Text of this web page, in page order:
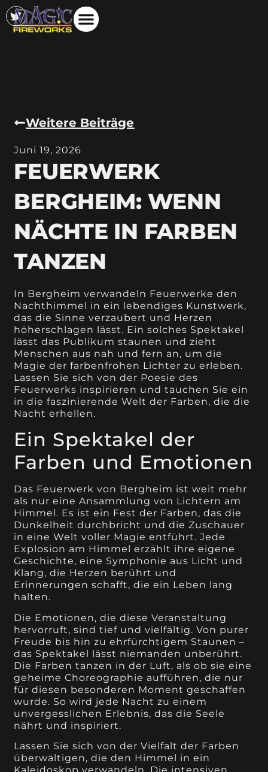
Weitere Beiträge
Juni 19, 2026
FEUERWERK
BERGHEIM: WENN
NÄCHTE IN FARBEN
TANZEN
In Bergheim verwandeln Feuerwerke den
Nachthimmel in ein lebendiges Kunstwerk,
das die Sinne verzaubert und Herzen
höherschlagen lässt. Ein solches Spektakel
lässt das Publikum staunen und zieht
Menschen aus nah und fern an, um die
Magie der farbenfrohen Lichter zu erleben.
Lassen Sie sich von der Poesie des
Feuerwerks inspirieren und tauchen Sie ein
in die faszinierende Welt der Farben, die die
Nacht erhellen.
Ein Spektakel der
Farben und Emotionen
Das Feuerwerk von Bergheim ist weit mehr
als nur eine Ansammlung von Lichtern am
Himmel. Es ist ein Fest der Farben, das die
Dunkelheit durchbricht und die Zuschauer
in eine Welt voller Magie entführt. Jede
Explosion am Himmel erzählt ihre eigene
Geschichte, eine Symphonie aus Licht und
Klang, die Herzen berührt und
Erinnerungen schafft, die ein Leben lang
halten.
Die Emotionen, die diese Veranstaltung
hervorruft, sind tief und vielfältig. Von purer
Freude bis hin zu ehrfürchtigem Staunen –
das Spektakel lässt niemanden unberührt.
Die Farben tanzen in der Luft, als ob sie eine
geheime Choreographie aufführen, die nur
für diesen besonderen Moment geschaffen
wurde. So wird jede Nacht zu einem
unvergesslichen Erlebnis, das die Seele
nährt und inspiriert.
Lassen Sie sich von der Vielfalt der Farben
überwältigen, die den Himmel in ein